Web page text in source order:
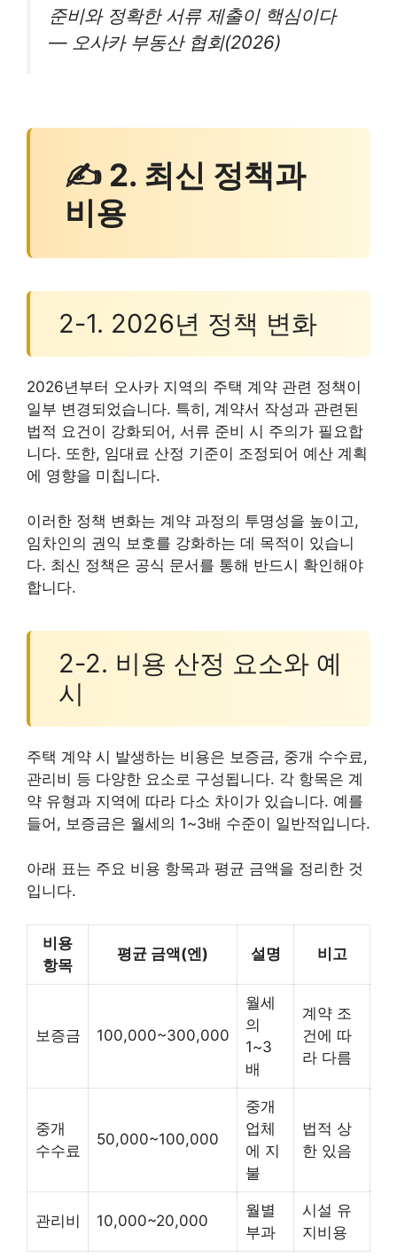
준비와 정확한 서류 제출이 핵심이다
— 오사카 부동산 협회(2026)
✍ 2. 최신 정책과
비용
2-1. 2026년 정책 변화
2026년부터 오사카 지역의 주택 계약 관련 정책이
일부 변경되었습니다. 특히, 계약서 작성과 관련된
법적 요건이 강화되어, 서류 준비 시 주의가 필요합
니다. 또한, 임대료 산정 기준이 조정되어 예산 계획
에 영향을 미칩니다.
이러한 정책 변화는 계약 과정의 투명성을 높이고,
임차인의 권익 보호를 강화하는 데 목적이 있습니
다. 최신 정책은 공식 문서를 통해 반드시 확인해야
합니다.
2-2. 비용 산정 요소와 예
시
주택 계약 시 발생하는 비용은 보증금, 중개 수수료,
관리비 등 다양한 요소로 구성됩니다. 각 항목은 계
약 유형과 지역에 따라 다소 차이가 있습니다. 예를
들어, 보증금은 월세의 1~3배 수준이 일반적입니다.
아래 표는 주요 비용 항목과 평균 금액을 정리한 것
입니다.
비용
항목
평균 금액(엔) 설명 비고
보증금 100,000~300,000
월세
의
1~3
배
계약 조
건에 따
라 다름
중개
수수료
50,000~100,000
중개
업체
에 지
불
법적 상
한 있음
관리비 10,000~20,000
월별
부과
시설 유
지비용